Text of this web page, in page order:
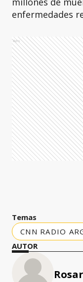
enfermedades
Ads
Temas
CNN RADIO
AUTOR